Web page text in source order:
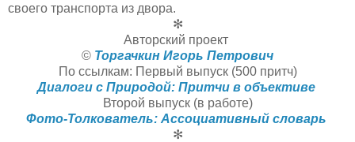
своего транспорта из двора.
✻
Авторский проект
© Торгачкин Игорь Петрович
По ссылкам: Первый выпуск (500 притч)
Диалоги с Природой: Притчи в объективе
Второй выпуск (в работе)
Фото-Толкователь: Ассоциативный словарь
✻